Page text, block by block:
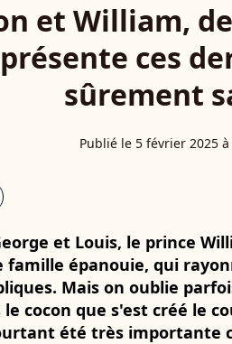
et William,
ces
sûrement
Publié le 5 février 2025 à
et Louis, le prince
épanouie, qui
Mais on oublie
cocon que s'est créé le
été très importante